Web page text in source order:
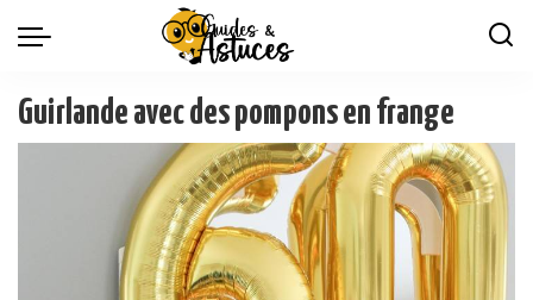
Guirlande avec des pompons en frange